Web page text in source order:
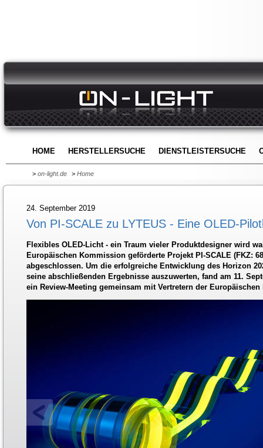
HOME HERSTELLERSUCHE DIENSTLEISTERSUCHE
> on-light.de > Home
24. September 2019
Von PI-SCALE zu LYTEUS - Eine OLED-
Flexibles OLED-Licht - ein Traum vieler Produktdesigner wird
Europäischen Kommission geförderte Projekt PI-SCALE (FKZ:
abgeschlossen. Um die erfolgreiche Entwicklung des Horizon
seine abschließenden Ergebnisse auszuwerten, fand am 11.
ein Review-Meeting gemeinsam mit Vertretern der